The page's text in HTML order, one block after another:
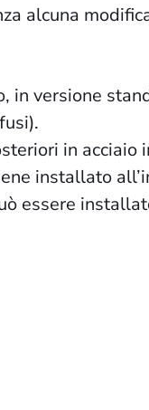
alcuna
in versione
in acciaio
installato
essere